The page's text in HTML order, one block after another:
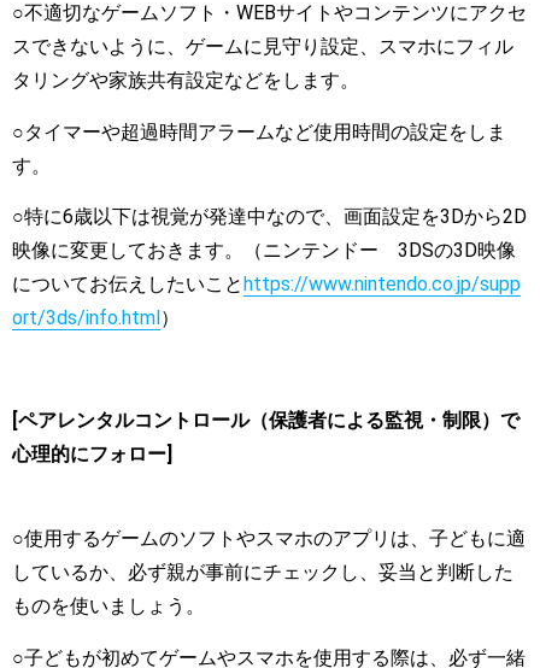
○不適切なゲームソフト・WEBサイトやコンテンツにアクセ
スできないように、ゲームに見守り設定、スマホにフィル
タリングや家族共有設定などをします。
○タイマーや超過時間アラームなど使用時間の設定をしま
す。
○特に6歳以下は視覚が発達中なので、画面設定を3Dから2D
映像に変更しておきます。（ニンテンドー 3DSの3D映像
についてお伝えしたいこと https://www.nintendo.co.jp/supp
ort/3ds/info.html ）
[ペアレンタルコントロール（保護者による監視・制限）で
心理的にフォロー]
○使用するゲームのソフトやスマホのアプリは、子どもに適
しているか、必ず親が事前にチェックし、妥当と判断した
ものを使いましょう。
○子どもが初めてゲームやスマホを使用する際は、必ず一緒